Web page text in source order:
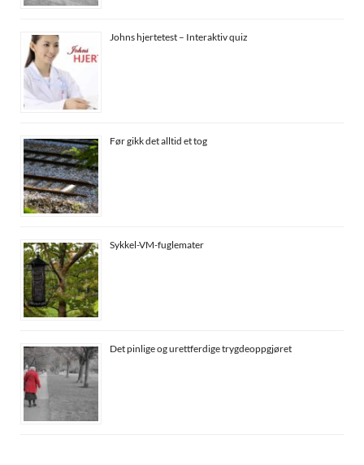
Johns hjertetest – Interaktiv quiz
Før gikk det alltid et tog
Sykkel-VM-fuglemater
Det pinlige og urettferdige trygdeoppgjøret